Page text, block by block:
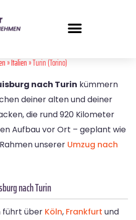
»Italien» Turin (Torino)
nach Turin kümmern
deiner alten und deiner
die rund 920 Kilometer
Aufbau vor Ort – geplant wie
unserer Umzug nach
nach Turin
führt über Köln, Frankfurt und